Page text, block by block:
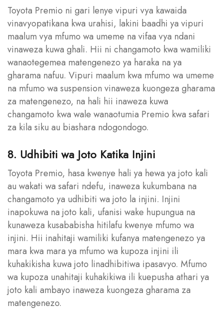
Toyota Premio ni gari lenye vipuri vya kawaida
vinavyopatikana kwa urahisi, lakini baadhi ya vipuri
maalum vya mfumo wa umeme na vifaa vya ndani
vinaweza kuwa ghali. Hii ni changamoto kwa wamiliki
wanaotegemea matengenezo ya haraka na ya
gharama nafuu. Vipuri maalum kwa mfumo wa umeme
na mfumo wa suspension vinaweza kuongeza gharama
za matengenezo, na hali hii inaweza kuwa
changamoto kwa wale wanaotumia Premio kwa safari
za kila siku au biashara ndogondogo.
8. Udhibiti wa Joto Katika Injini
Toyota Premio, hasa kwenye hali ya hewa ya joto kali
au wakati wa safari ndefu, inaweza kukumbana na
changamoto ya udhibiti wa joto la injini. Injini
inapokuwa na joto kali, ufanisi wake hupungua na
kunaweza kusababisha hitilafu kwenye mfumo wa
injini. Hii inahitaji wamiliki kufanya matengenezo ya
mara kwa mara ya mfumo wa kupoza injini ili
kuhakikisha kuwa joto linadhibitiwa ipasavyo. Mfumo
wa kupoza unahitaji kuhakikiwa ili kuepusha athari ya
joto kali ambayo inaweza kuongeza gharama za
matengenezo.